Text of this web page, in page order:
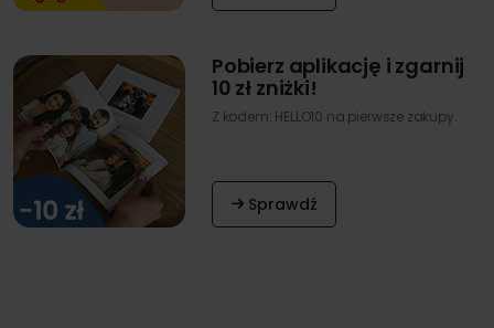
Pobierz aplikację i zgarnij
10 zł zniżki!
Z kodem: HELLO10 na pierwsze zakupy.
Sprawdź